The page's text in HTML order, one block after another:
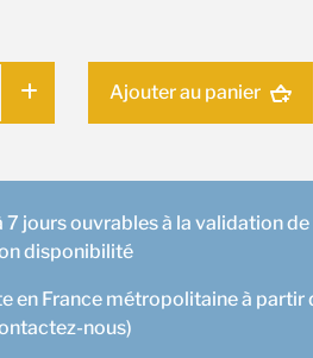
Ajouter au panier
7 jours ouvrables à la validation de
disponibilité
en France métropolitaine à partir
nous)